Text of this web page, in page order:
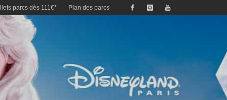
parcs dès 111€* Plan des parcs